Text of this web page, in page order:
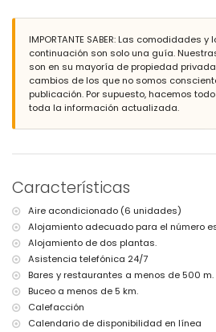
hermoso jardín con césped, árboles y
tumbonas
2 terrazas, una de ellas cubierta
ducha exterior
zona de estar al aire libre y comedor
2 plazas de aparcamiento cubiertas
kilómetros de la villa)
villa)
puerto más cercano: Puerto Aduanas del
kilómetros de la villa)
aeropuerto más cercano: Alicante (a
villa)
segundo aeropuerto más cercano:
se admiten mascotas
El alojamiento es muy adecuado para
IMPORTANTE SABER: Las comodidades
continuación son solo una guía.
son en su mayoría de propiedad
cambios de los que no somos
publicación. Por supuesto, hacemos
toda la información actualizada.
Características
Aire acondicionado (6 unidades)
Alojamiento adecuado para el número
Alojamiento de dos plantas.
Asistencia telefónica 24/7
Bares y restaurantes a menos de 500 m.
Buceo a menos de 5 km.
Calefacción
Calendario de disponibilidad en línea